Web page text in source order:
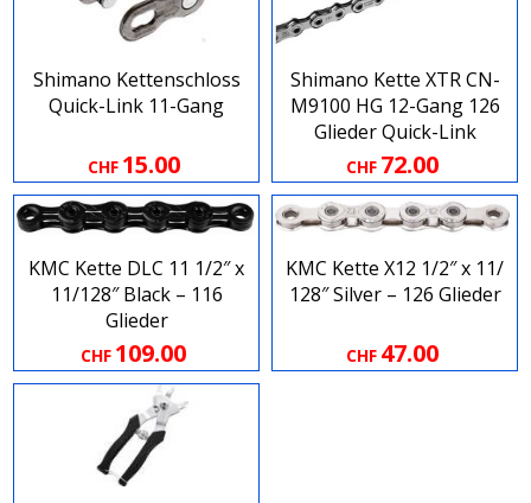
Shimano Kettenschloss
Quick-Link 11-Gang
CHF 15.00
Shimano Kette XTR CN-
M9100 HG 12-Gang 126
Glieder Quick-Link
CHF 72.00
KMC Kette DLC 11 1​/​2″ x
11​/​128″ Black – 116
Glieder
CHF 109.00
KMC Kette X12 1​/​2″ x 11​/​
128″ Silver – 126 Glieder
CHF 47.00